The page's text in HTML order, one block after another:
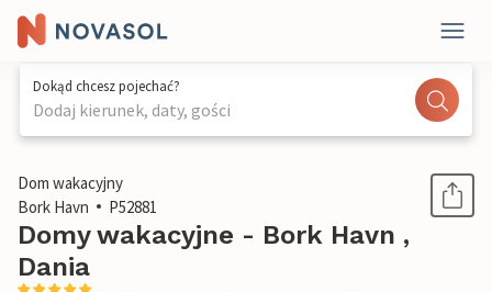
Dokąd chcesz pojechać?
Dodaj kierunek, daty, gości
1 / 27
Dom wakacyjny
Bork Havn
P52881
Domy wakacyjne - Bork Havn ,
Dania